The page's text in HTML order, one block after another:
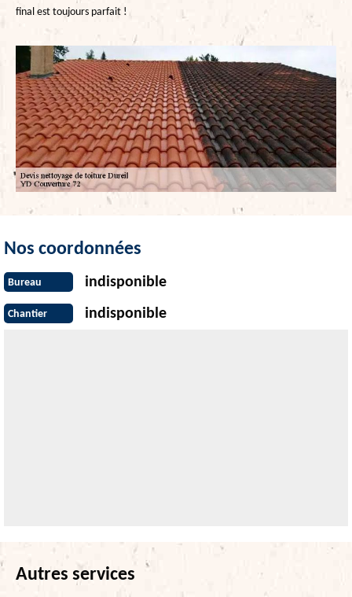
final est toujours parfait !
Nos coordonnées
Bureau indisponible
Chantier indisponible
Autres services